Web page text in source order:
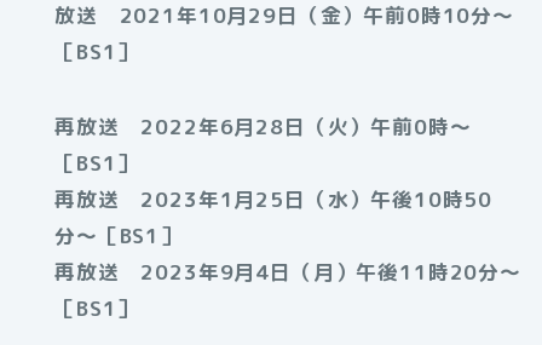
放送 2021年10月29日（金）午前0時10分〜
［BS1］
再放送 2022年6月28日（火）午前0時〜
［BS1］
再放送 2023年1月25日（水）午後10時50
分〜［BS1］
再放送 2023年9月4日（月）午後11時20分〜
［BS1］